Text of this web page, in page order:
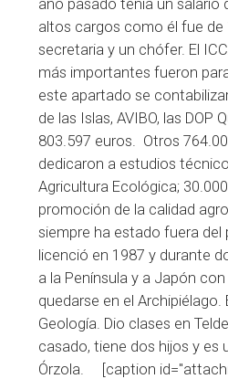
año pasado tenía un salario
altos cargos como él fue de
secretaria y un chófer. El
más importantes fueron
este apartado se
de las Islas, AVIBO, las
803.597 euros. Otros
dedicaron a estudios
Agricultura Ecológica;
promoción de la calidad
siempre ha estado fuera del
licenció en 1987 y durante
a la Península y a Japón
quedarse en el
Geología. Dio clases en
casado, tiene dos hijos y es
Órzola. [caption